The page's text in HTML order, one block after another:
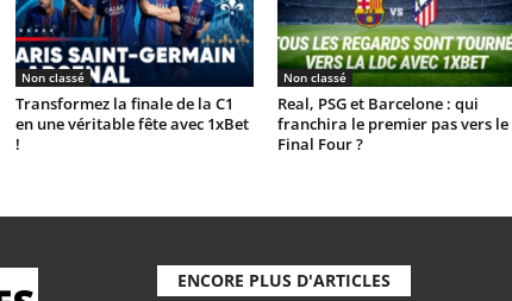
Non classé
Transformez la finale de la C1
en une véritable fête avec 1xBet
!
Non classé
Real, PSG et Barcelone : qui
franchira le premier pas vers le
Final Four ?
ENCORE PLUS D'ARTICLES